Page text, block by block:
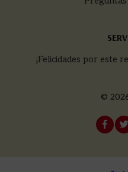
¡Felicidades por este
©